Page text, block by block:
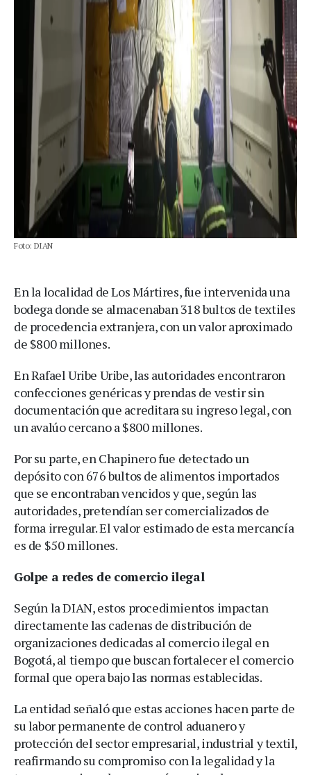
Foto: DIAN
En la localidad de Los Mártires, fue intervenida una
bodega donde se almacenaban 318 bultos de textiles
de procedencia extranjera, con un valor aproximado
de $800 millones.
En Rafael Uribe Uribe, las autoridades encontraron
confecciones genéricas y prendas de vestir sin
documentación que acreditara su ingreso legal, con
un avalúo cercano a $800 millones.
Por su parte, en Chapinero fue detectado un
depósito con 676 bultos de alimentos importados
que se encontraban vencidos y que, según las
autoridades, pretendían ser comercializados de
forma irregular. El valor estimado de esta mercancía
es de $50 millones.
Golpe a redes de comercio ilegal
Según la DIAN, estos procedimientos impactan
directamente las cadenas de distribución de
organizaciones dedicadas al comercio ilegal en
Bogotá, al tiempo que buscan fortalecer el comercio
formal que opera bajo las normas establecidas.
La entidad señaló que estas acciones hacen parte de
su labor permanente de control aduanero y
protección del sector empresarial, industrial y textil,
reafirmando su compromiso con la legalidad y la